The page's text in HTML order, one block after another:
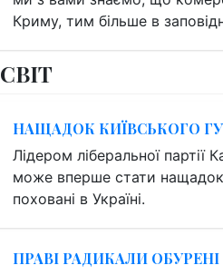
Криму, тим більше в
СВІТ
НАЩАДОК КИЇВСЬКОГО
Лідером ліберальної
може вперше стати нащадок
поховані в Україні.
ПРАВІ РАДИКАЛИ